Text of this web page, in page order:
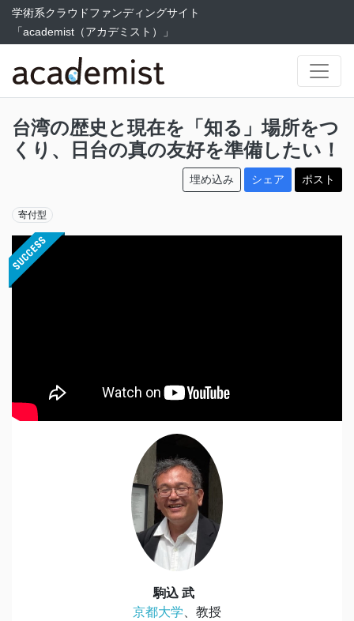
学術系クラウドファンディングサイト
「academist（アカデミスト）」
台湾の歴史と現在を「知る」場所をつ
くり、日台の真の友好を準備したい！
埋め込み シェア ポスト
寄付型
駒込 武
京都大学 、教授